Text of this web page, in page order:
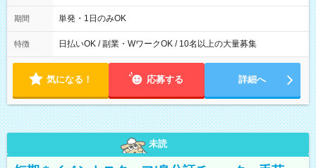
00～20：00
期間 単発・1日のみOK
特徴 日払いOK / 副業・WワークOK / 10名以上の大量募集
気になる！ 応募する 詳細へ
未読